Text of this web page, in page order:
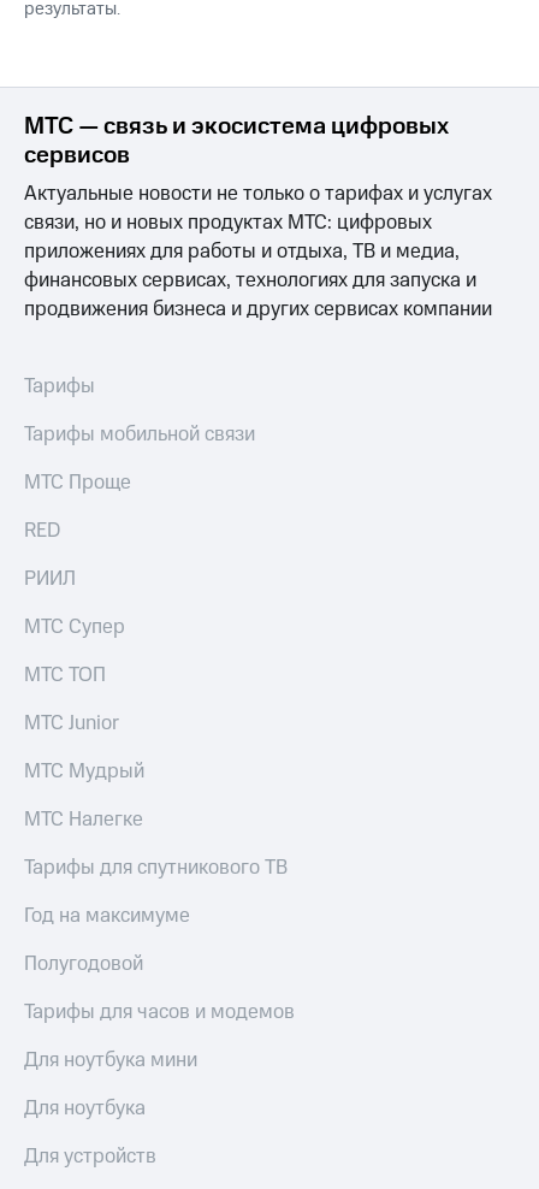
результаты.
МТС — связь и экосистема цифровых
сервисов
Актуальные новости не только о тарифах и услугах
связи, но и новых продуктах МТС: цифровых
приложениях для работы и отдыха, ТВ и медиа,
финансовых сервисах, технологиях для запуска и
продвижения бизнеса и других сервисах компании
Тарифы
Тарифы мобильной связи
МТС Проще
RED
РИИЛ
МТС Супер
МТС ТОП
МТС Junior
МТС Мудрый
МТС Налегке
Тарифы для спутникового ТВ
Год на максимуме
Полугодовой
Тарифы для часов и модемов
Для ноутбука мини
Для ноутбука
Для устройств